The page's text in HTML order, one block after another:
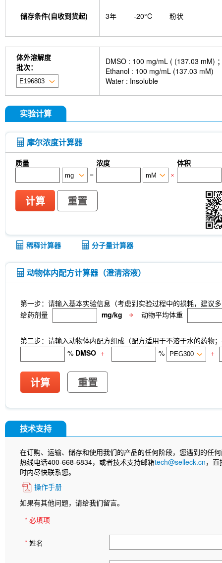
储存条件(自收到货起) 3年 -20°C 粉状
体外溶解度
批次：
DMSO : 100 mg/mL ( (137.03 mM)
Ethanol : 100 mg/mL (137.03 mM)
Water : Insoluble
实验计算
摩尔浓度计算器
质量 浓度
体积
=
×
计算 重置
稀释计算器 分子量计算器
动物体内配方计算器（澄清溶液）
第一步：请输入基本实验信息（考虑到实验过程中的损耗，建议
给药剂量
mg/kg 动物平均体重
第二步：请输入动物体内配方组成（配方适用于不溶于水的药物
% DMSO + % +
计算 重置
技术支持
在订购、运输、储存和使用我们的产品的任何阶段，您遇到的任
热线电话400-668-6834，或者技术支持邮箱tech@selleck.cn，
时内尽快联系您。
操作手册
如果有其他问题，请给我们留言。
* 必填项
* 姓名